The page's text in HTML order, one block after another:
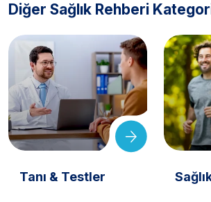
Diğer Sağlık Rehberi
Tanı & Testler